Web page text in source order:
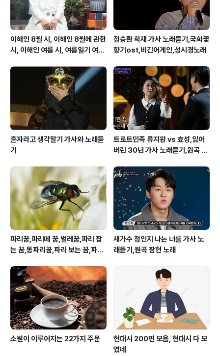
이해인 8월 시, 이해인 8월에 관한
시, 이해인 여름 시, 여름일기 여름
정승환 희재 가사 노래듣기,국화꽃
향기ost,비긴어게인,성시경노래
혼자라고 생각말기 가사와 노래듣
기
트로트민족 류지원 vs 효성,잃어
버린 30년 가사 노래듣기,원곡 설
파리꿈,파리떼 꿈,벌레꿈,파리 잡
는 꿈,똥파리꿈,파리 보는 꿈,파리
새가수 정인지 나는 너를 가사 노
래듣기,원곡 장현 노래
소원이 이루어지는 22가지 주문
현대시 200편 모음, 현대시 다 모
였네